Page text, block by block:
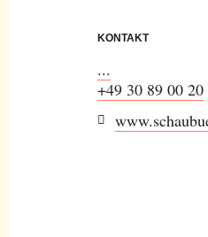
KONTAKT
...
+49 30 89 00 20